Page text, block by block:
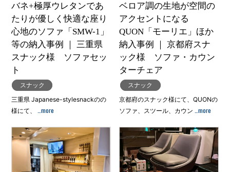
バネ+極厚ウレタンであ
たりが優しく快適な座り
心地のソファ「SMW-1」
等の納入事例 ｜ 三重県
スナック様 ソファセッ
ト
スナック
三重県 Japanese-stylesnackのの
様にて、
…more
ベロア調の生地が空間の
アクセントになる
QUON「モーリエ」ほか
納入事例 ｜ 京都府スナ
ック様 ソファ・カウン
ターチェア
スナック
京都府のスナック様にて、QUONの
ソファ、スツール、カウン …more